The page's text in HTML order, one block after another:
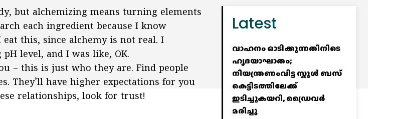
but alchemizing means turning elements
each ingredient because I know
this, since alchemy is not real. I
level, and I was like, OK.
– this is just who they are. Find people
They’ll have higher expectations for you
relationships, look for trust!
Latest
വാഹനം ഓടിക്കുന്നതിനിടെ
ഹൃദയാഘാതം;
നിയന്ത്രണംവിട്ട സ്കൂൾ ബസ്
കെട്ടിടത്തിലേക്ക്
ഇടിച്ചുകയറി, ഡ്രൈവർ
മരിച്ചു